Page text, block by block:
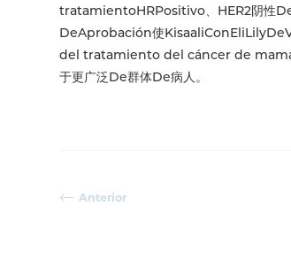
tratamientoHRPositivo、HER2阴性
DeAprobación使
del tratamiento del cáncer de
于更广泛De群体De病人。
Anterior